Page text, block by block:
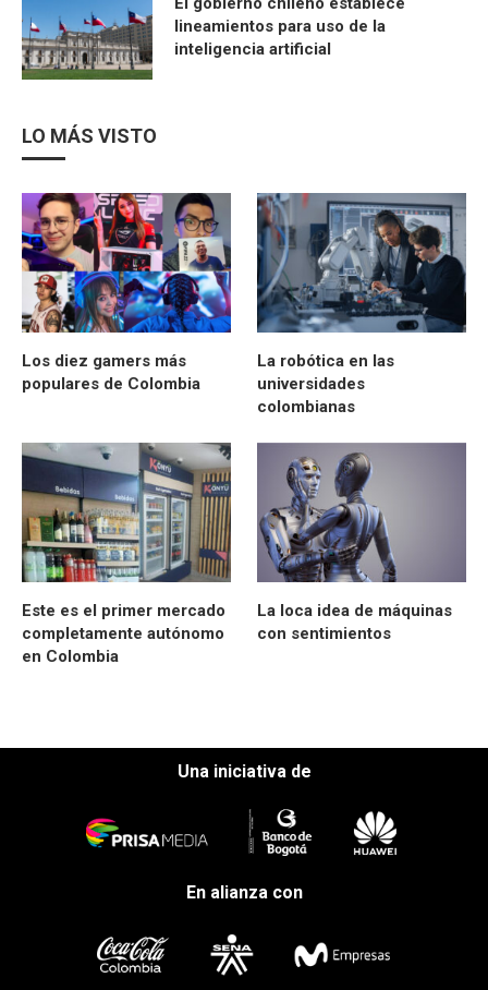
lineamientos para uso de la
inteligencia artificial
LO MÁS VISTO
Los diez gamers más
populares de Colombia
La robótica en las
universidades
colombianas
Este es el primer mercado
completamente autónomo
en Colombia
La loca idea de máquinas
con sentimientos
Una iniciativa de
En alianza con